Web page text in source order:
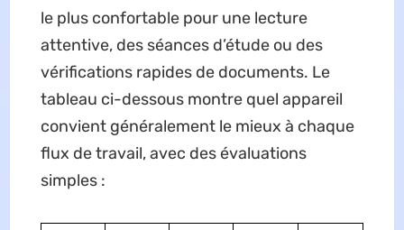
le plus confortable pour une lecture
attentive, des séances d’étude ou des
vérifications rapides de documents. Le
tableau ci-dessous montre quel appareil
convient généralement le mieux à chaque
flux de travail, avec des évaluations
simples :